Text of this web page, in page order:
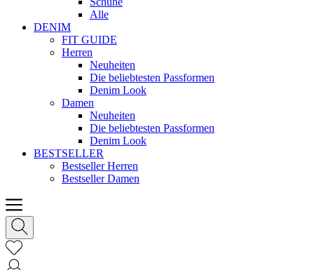
Alle
DENIM
FIT GUIDE
Herren
Neuheiten
Die beliebtesten Passformen
Denim Look
Damen
Neuheiten
Die beliebtesten Passformen
Denim Look
BESTSELLER
Bestseller Herren
Bestseller Damen